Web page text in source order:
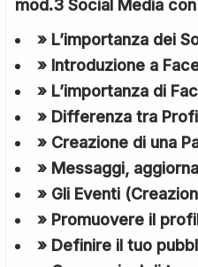
mod.3 Social Media
» L’importanza dei
» Introduzione a
» L’importanza di
» Differenza tra
» Creazione di una
» Messaggi,
» Gli Eventi
» Promuovere il
» Definire il tuo